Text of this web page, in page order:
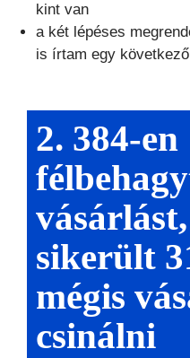
kint van
a két lépéses
is írtam egy
2. 384-en
sikerült
mégis
csinálni